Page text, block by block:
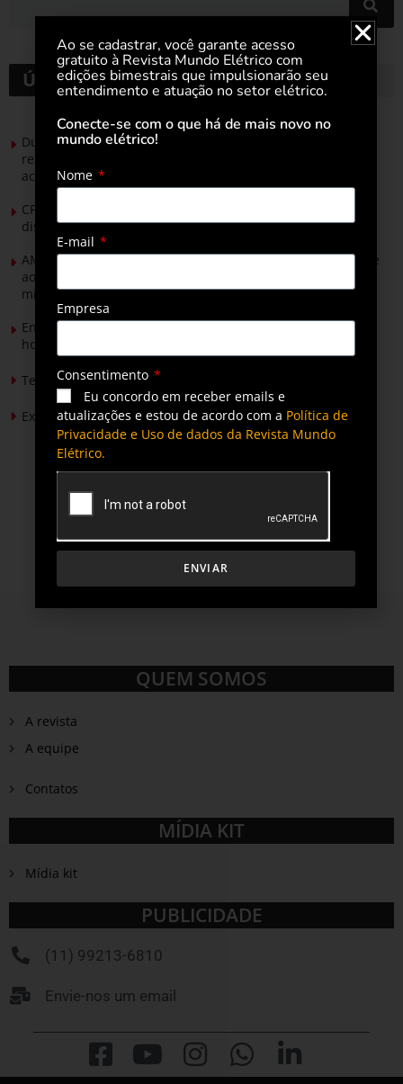
Últimas notícias
Durante esforço concentrado do Congresso, setor de
renováveis apresenta no Senado Federal pautas para
acelerar transição energética
CPFL Energia e TIM se unem para criar a rede de
distribuição do futuro com tecnologia privativa
AMIG Brasil convida pré-candidatos ao Governo de Minas e
ao Senado para discutir propostas para os municípios
mineradores e afetados
Energia solar permitirá ampliar em 25% a produção de
hortaliças em projeto social no Tocantins
Tendências de Iluminação em 2026
Expansão da energia solar no Brasil
QUEM SOMOS
A revista
A equipe
Contatos
MÍDIA KIT
Mídia kit
PUBLICIDADE
(11) 99213-6810
Envie-nos um email
Ao se cadastrar, você garante acesso
gratuito à Revista Mundo Elétrico com
edições bimestrais que impulsionarão seu
entendimento e atuação no setor elétrico.
Conecte-se com o que há de mais novo no
mundo elétrico!
Nome
E-mail
Empresa
Consentimento
Eu concordo em receber emails e
atualizações e estou de acordo com a Política de
Privacidade e Uso de dados da Revista Mundo
Elétrico.
ENVIAR